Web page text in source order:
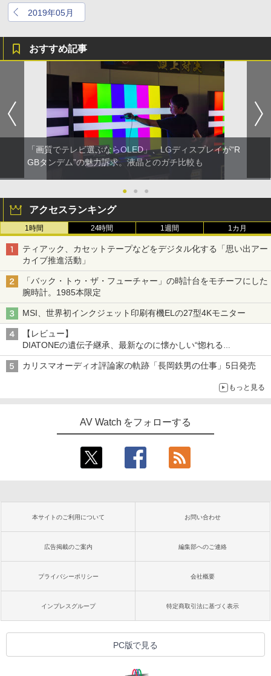
2019年05月
おすすめ記事
「画質でテレビ選ぶならOLED」、LGディスプレイが“R
GBタンデム”の魅力訴求。液晶とのガチ比較も
● ● ●
アクセスランキング
1時間 24時間 1週間 1カ月
ティアック、カセットテープなどをデジタル化する「思い出アー
カイブ推進活動」
「バック・トゥ・ザ・フューチャー」の時計台をモチーフにした
腕時計。1985本限定
MSI、世界初インクジェット印刷有機ELの27型4Kモニター
【レビュー】
DIATONEの遺伝子継承、最新なのに懐かしい“惚れる
音”Tecnologia e Cuore「DS-TC52B」を聴く
カリスマオーディオ評論家の軌跡「長岡鉄男の仕事」5日発売
もっと見る
AV Watch をフォローする
本サイトのご利用について お問い合わせ
広告掲載のご案内 編集部へのご連絡
プライバシーポリシー 会社概要
インプレスグループ 特定商取引法に基づく表示
PC版で見る